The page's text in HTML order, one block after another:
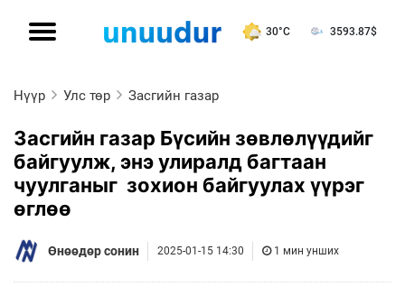
30°C 3593.87$
Нүүр Улс төр Засгийн газар
Засгийн газар Бүсийн зөвлөлүүдийг
байгуулж, энэ улиралд багтаан
чуулганыг зохион байгуулах үүрэг
өглөө
Өнөөдөр сонин 2025-01-15 14:30 1 мин унших